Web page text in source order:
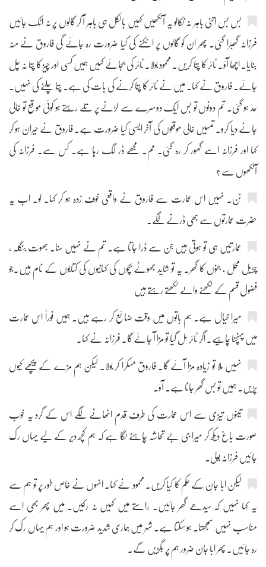
بس بس اتنی باہر نہ نکالو یہ آنکھیں کہیں بالکل ہی باہر آ کر گالوں پر نہ اٹک جائیں
فرزانہ گھبرا گئی۔ پھر ان کو گالوں پر اٹکنے کی کیا ضرورت رہ جائے گی فاروق نے منہ
بنایا۔ اچھا آؤ۔ ٹائر کا پتا کریں۔ محمود بولا۔ ٹائر کی بجائے کہیں ہمیں کسی اور چیز کا پتا نہ چل
جائے۔ فاروق نے کہا۔ میں نے ٹائر کا پتا کرنے کی بات کی ہے۔ پتا چلنے کی نہیں۔
حد ہو گئی۔ تم دونوں تو بس ایک دوسرے سے لڑنے پر تلے رہتے ہو کوئی موقع تو خالی
جانے دیا کرو۔ تمہیں خالی موقعوں کی آخر ایسی کیا ضرورت ہے۔ فاروق نے حیران ہو کر
کہا اور فرزانہ اسے گھور کر رہ گئی۔ مم۔ مجھے ڈر لگ رہا ہے۔ کس سے۔ فرزانہ کی
آنکھوں سے ؟
نن۔ نہیں اس عمارت سے فاروق نے واقعی خوف زدہ ہو کر کہا۔ لو۔ اب یہ
حضرت عمارتوں سے بھی ڈرنے لگے۔
عمارتیں ہی تو ہوتی ہیں جن سے ڈرا جاتا ہے۔ تم نے نہیں سنا۔ بھوت بنگلہ ،
چڑیل محل ، جنوں کا گھر۔ یہ تو شاید جھوٹے بچوں کی کہانیوں کی کتابوں کے نام ہیں۔جو
فضول قسم کے لکھنے والے لکھتے رہتے ہیں
میرا خیال ہے۔ ہم باتوں میں وقت ضائع کر رہے ہیں۔ ہمیں فوراً اس عمارت
میں پہنچنا چاہیے۔ اگر ٹائر مل گیا تو مزا آ جائے گا۔ فرزانہ نے کہا۔
نہیں ملا تو زیادہ مزا آئے گا۔ فاروق مسکرا کر بولا۔ لیکن ہم مزے کے پیچھے کیوں
پڑیں۔ ہمیں تو بس گھر جانا ہے۔ آؤ۔
تینوں تیزی سے اس عمارت کی طرف قدم اٹھانے لگے اس کے گرد یہ خوب
صورت باغ دیکھ کر میرا جی بے تحاشہ چاہنے لگا ہے کہ ہم کچھ دیر کے لیے یہاں رک
جائیں فرزانہ بولی۔
لیکن ابا جان کے حکم کا کیا کریں۔ محمود نے کہا۔ انہوں نے خاص طور پر تو ہم سے
یہ کہا نہیں کہ سیدھے گھر جائیں۔ راستے میں کہیں نہ رکیں۔ میں پھر بھی اسے
مناسب نہیں سمجھتا۔ ہو سکتا ہے۔ شہر میں ہماری شدید ضرورت ہو اور ہم یہاں رک کر
رہ جائیں۔ پھر ابا جان ضرور ہم پر بگڑیں گے۔